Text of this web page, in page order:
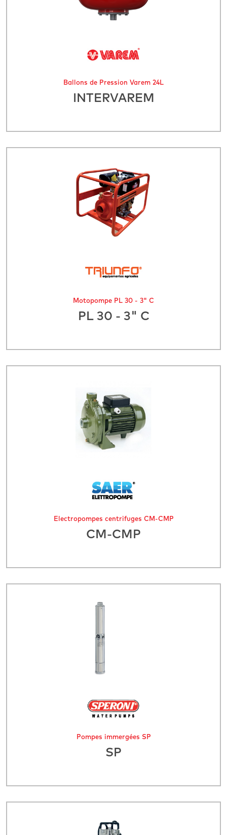
Ballons de Pression Varem 24L
INTERVAREM
Motopompe PL 30 - 3" C
PL 30 - 3" C
Électropompes centrifuges CM-CMP
CM-CMP
Pompes immergées SP
SP